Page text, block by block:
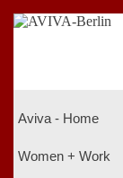
Aviva - Home
Women + Work